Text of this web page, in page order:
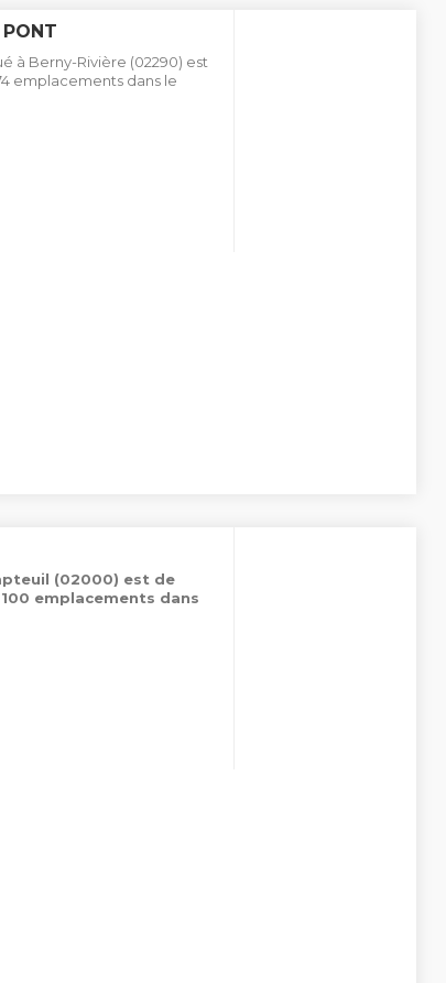
à Berny-Rivière (02290) est
emplacements dans le
(02000) est de
emplacements dans